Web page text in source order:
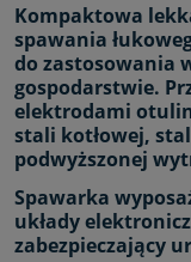
Kompaktowa
spawania
do zastosowania
gospodarstwie.
elektrodami
stali kotłowej,
podwyższonej
Spawarka
układy
zabezpieczający